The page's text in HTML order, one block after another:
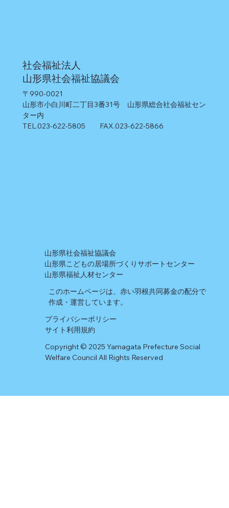
山形県社会福祉協議会
山形県こどもの居場所づくりサポートセンター
山形県福祉人材センター
このホームページは、赤い羽根共同募金の配分で
作成・運営しています。
プライバシーポリシー
​サイト利用規約
Copyright © 2025 Yamagata Prefecture Social
Welfare Council All Rights Reserved
社会福祉法人
山形県社会福祉協議会
〒990-0021
山形市小白川町二丁目3番31号 山形県総合社会福祉セン
ター内
TEL.023-622-5805 FAX.023-622-5866